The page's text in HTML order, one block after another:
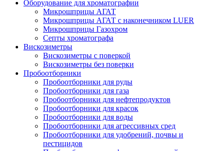
Оборудование для хроматографии
Микрошприцы АГАТ
Микрошприцы АГАТ с наконечником LUER
Микрошприцы Газохром
Септы хроматографa
Вискозиметры
Вискозиметры с поверкой
Вискозиметры без поверки
Пробоотборники
Пробоотборники для руды
Пробоотборники для газа
Пробоотборники для нефтепродуктов
Пробоотборники для красок
Пробоотборники для воды
Пробоотборники для агрессивных сред
Пробоотборники для удобрений, почвы и
пестицидов